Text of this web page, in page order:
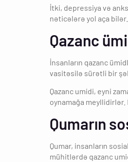
İtki, depressiya və
nəticələrə yol aça bilər.
Qazanc
İnsanların qazanc
vasitəsilə sürətli bir
Qazanc umidi, eyni
oynamağa meyllidirlər.
Qumarın
Qumar, insanların
mühitlərdə qazanc